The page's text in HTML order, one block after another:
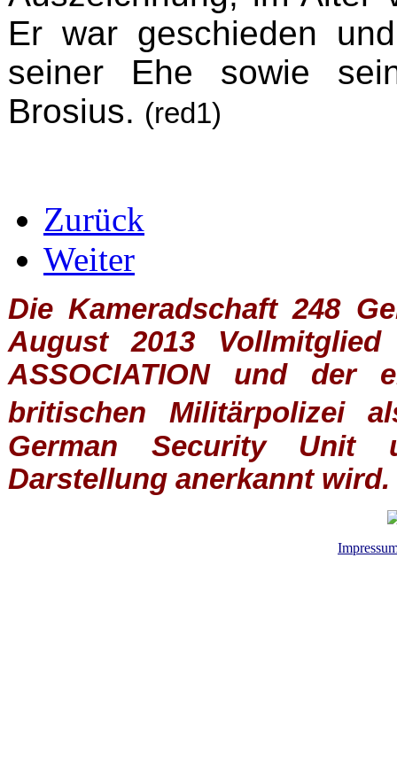
Er war geschieden
seiner Ehe sowie
Brosius. (red1)
Zurück
Weiter
Die Kameradschaft 248
August 2013
ASSOCIATIONund der
britischen
Militärpolizei
German Security Unit
Darstellung anerkannt wird.